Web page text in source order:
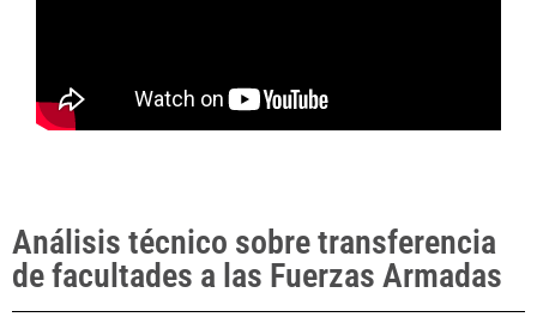
Análisis técnico sobre transferencia
de facultades a las Fuerzas Armadas